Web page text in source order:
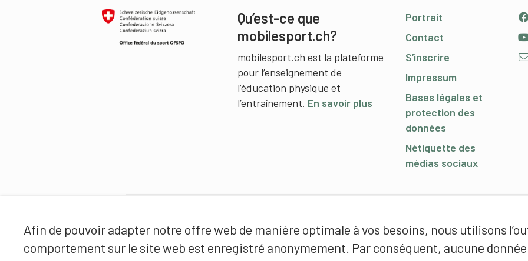
Afin de pouvoir adapter notre offre web de manière optimale à vos besoins, nous utilisons
comportement sur le site web est enregistré anonymement. Par conséquent, aucune
Qu’est-ce que
mobilesport.ch?
mobilesport.ch est la plateforme
pour l’enseignement de
l’éducation physique et
l’entraînement. En savoir plus
Portrait
Contact
S’inscrire
Impressum
Bases légales et
protection des
données
Nétiquette des
médias sociaux